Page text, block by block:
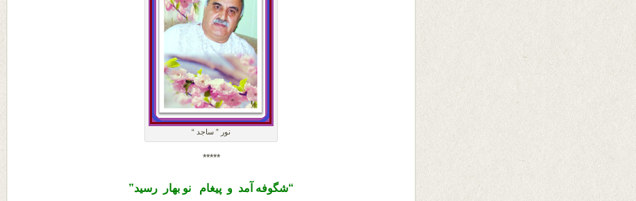
نور ” ساجد “
*****
“شگوفه آمد و پیغام نو بهار رسید”